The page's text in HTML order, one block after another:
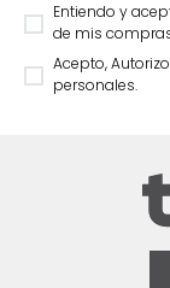
Entiendo y
de mis
Acepto,
personales.